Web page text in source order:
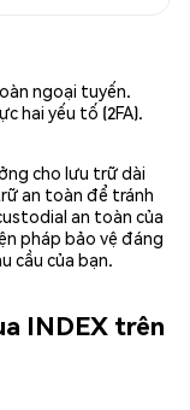
ngoại tuyến.
hai yếu tố (2FA).
cho lưu trữ dài
an toàn để tránh
an toàn của
pháp bảo vệ đáng
cầu của bạn.
INDEX trên